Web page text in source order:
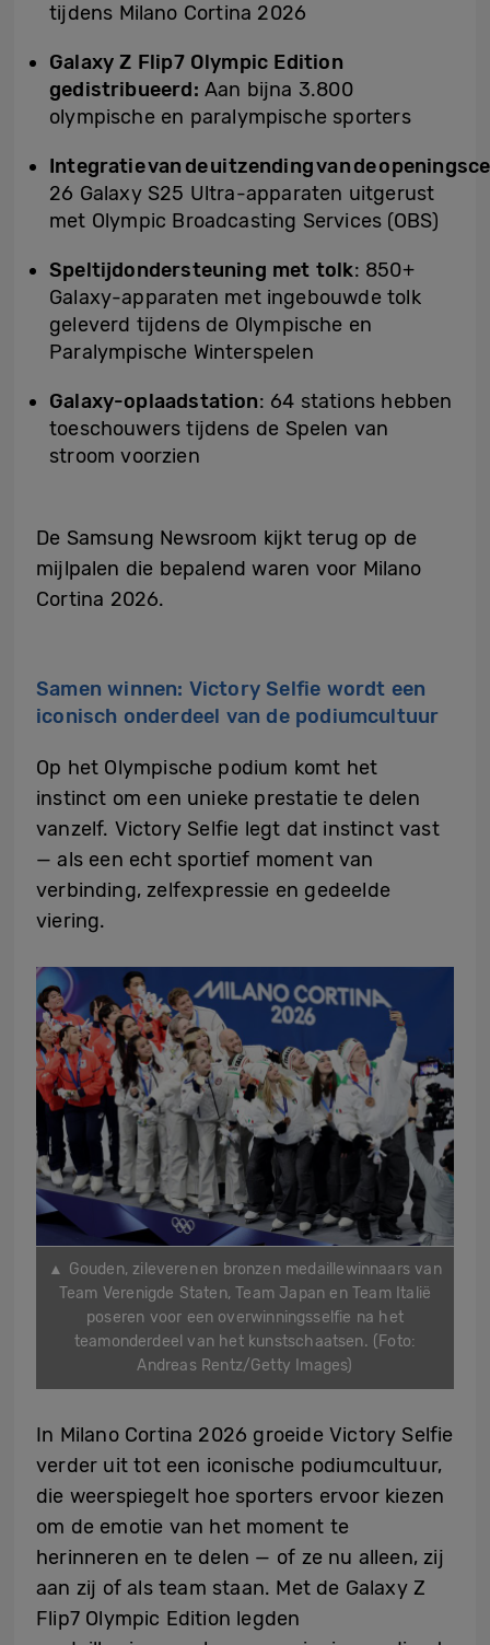
tijdens Milano Cortina 2026
Galaxy Z Flip7 Olympic Edition
gedistribueerd: Aan bijna 3.800
olympische en paralympische sporters
Integratie van de uitzending van de
26 Galaxy S25 Ultra-apparaten uitgerust
met Olympic Broadcasting Services (OBS)
Speltijdondersteuning met tolk: 850+
Galaxy-apparaten met ingebouwde tolk
geleverd tijdens de Olympische en
Paralympische Winterspelen
Galaxy-oplaadstation: 64 stations hebben
toeschouwers tijdens de Spelen van
stroom voorzien
De Samsung Newsroom kijkt terug op de
mijlpalen die bepalend waren voor Milano
Cortina 2026.
Samen winnen: Victory Selfie wordt een
iconisch onderdeel van de podiumcultuur
Op het Olympische podium komt het
instinct om een unieke prestatie te delen
vanzelf. Victory Selfie legt dat instinct vast
— als een echt sportief moment van
verbinding, zelfexpressie en gedeelde
viering.
▲ Gouden, zileveren en bronzen medaillewinnaars van
Team Verenigde Staten, Team Japan en Team Italië
poseren voor een overwinningsselfie na het
teamonderdeel van het kunstschaatsen. (Foto:
Andreas Rentz/Getty Images)
In Milano Cortina 2026 groeide Victory Selfie
verder uit tot een iconische podiumcultuur,
die weerspiegelt hoe sporters ervoor kiezen
om de emotie van het moment te
herinneren en te delen — of ze nu alleen, zij
aan zij of als team staan. Met de Galaxy Z
Flip7 Olympic Edition legden